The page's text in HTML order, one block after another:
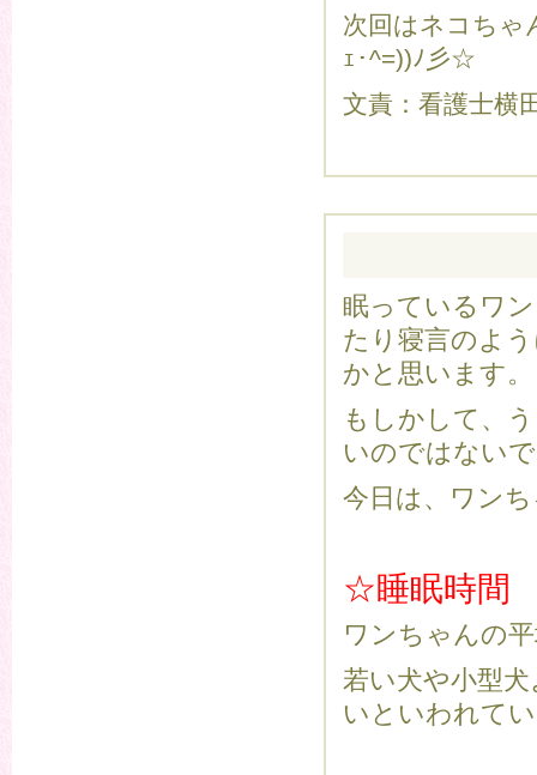
次回はネコちゃ
ｪ･^=))ﾉ彡☆
文責：看護士横
眠っているワ
たり寝言のよ
かと思います。
もしかして、
いのではない
今日は、ワン
☆睡眠時間
ワンちゃんの
若い犬や小型
いといわれて